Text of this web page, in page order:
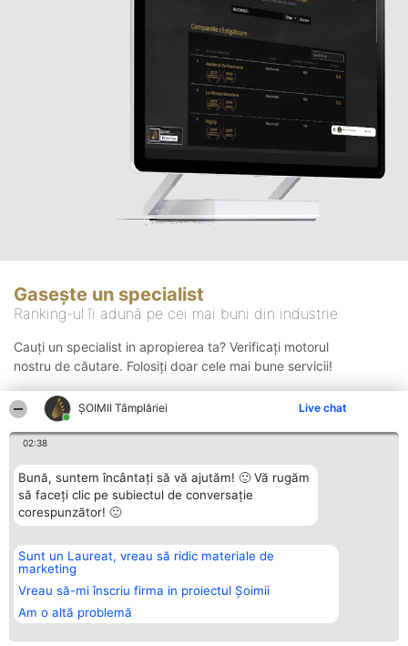
ȘOIMII Tâmplăriei Live chat
02:38
Bună, suntem încântați să vă ajutăm! 🙂 Vă rugăm
să faceți clic pe subiectul de conversație
corespunzător! 🙂
Sunt un Laureat, vreau să ridic materiale de
marketing
Vreau să-mi înscriu firma in proiectul Șoimii
Am o altă problemă
Gasește un specialist
Ranking-ul îi adună pe cei mai buni din industrie
Cauți un specialist in apropierea ta? Verificați motorul
nostru de căutare. Folosiți doar cele mai bune servicii!
Organizator Ranking
BRIGHT SOLUTIONS BR SRL
Aleea Timisul De Sus 2 Bl. A30
Sc. A Et. 4 Ap. 13 Cod 061952
București
CUI 36737675
Plebiscyt
Lista Tuturor
Laureaților
Statut
Contact